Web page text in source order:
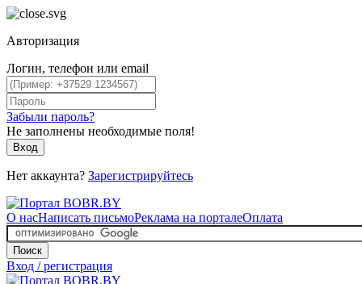
Авторизация
Логин, телефон или email
Забыли пароль?
Не заполнены необходимые поля!
Вход
Нет аккаунта? Зарегистрируйтесь
О насНаписать письмоРеклама на порталеОплата
Поиск
Вход / регистрация